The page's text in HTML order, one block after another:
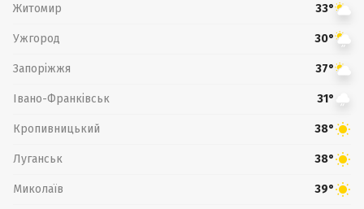
Житомир 33°
Ужгород 30°
Запоріжжя 37°
Івано-Франківськ 31°
Кропивницький 38°
Луганськ 38°
Миколаїв 39°